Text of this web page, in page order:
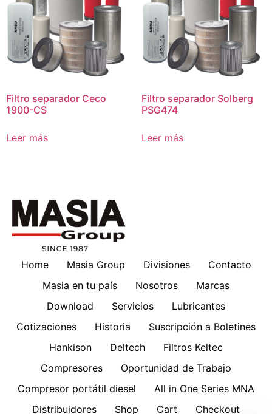
Filtro separador Ceco
1900-CS
Leer más
Filtro separador Solberg
PSG474
Leer más
Home Masia Group Divisiones
Contacto
Masia en tu país
Nosotros
Marcas
Download
Servicios
Lubricantes
Cotizaciones
Historia
Suscripción a Boletines
Hankison
Deltech
Filtros Keltec
Compresores
Oportunidad de Trabajo
Compresor portátil diesel
All in One Series MNA
Distribuidores
Shop Cart Checkout